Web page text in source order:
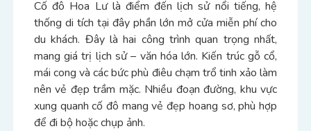
Cố đô Hoa Lư là điểm đến lịch sử nổi tiếng, hệ
thống di tích tại đây phần lớn mở cửa miễn phí cho
du khách. Đây là hai công trình quan trọng nhất,
mang giá trị lịch sử – văn hóa lớn. Kiến trúc gỗ cổ,
mái cong và các bức phù điêu chạm trổ tinh xảo làm
nên vẻ đẹp trầm mặc. Nhiều đoạn đường, khu vực
xung quanh cố đô mang vẻ đẹp hoang sơ, phù hợp
để đi bộ hoặc chụp ảnh.